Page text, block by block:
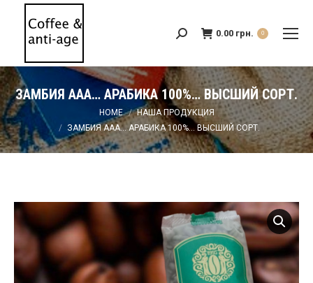
Search: 0.00 грн. 0
ЗАМБИЯ ААА… АРАБИКА 100%… ВЫСШИЙ СОРТ.
You are here: HOME
НАША ПРОДУКЦИЯ
ЗАМБИЯ ААА… АРАБИКА 100%… ВЫСШИЙ СОРТ.